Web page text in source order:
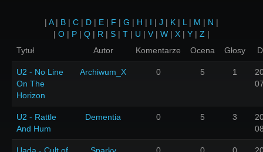
| A| B | C | D | E | F | G | H | I | J | K | L | M | N |
| O | P | Q | R | S | T | U | V | W | X | Y | Z |
Tytuł
Autor Komentarze Ocena Głosy
U2 - No Line
On The
Horizon
Archiwum_X 0 5 1
U2 - Rattle
And Hum
Dementia 0 5 3
Uada - Cult of
Sparky 0 0 0